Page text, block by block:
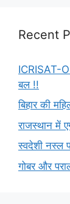
Recent
ICRISAT-
बल !!
बिहार की
राजस्थान में
स्वदेशी नस्ल
गोबर और